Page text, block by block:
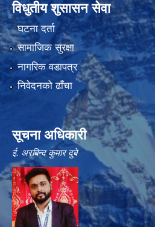
विधुतीय शुसासन सेवा
घटना दर्ता
सामाजिक सुरक्षा
नागरिक वडापत्र
निवेदनको ढाँचा
सूचना अधिकारी
ई. अरबिन्द कुमार दुबे